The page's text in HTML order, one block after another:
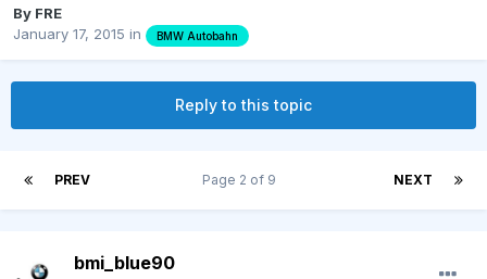
By FRE
January 17, 2015 in BMW Autobahn
Reply to this topic
PREV NEXT
Page 2 of 9
bmi_blue90